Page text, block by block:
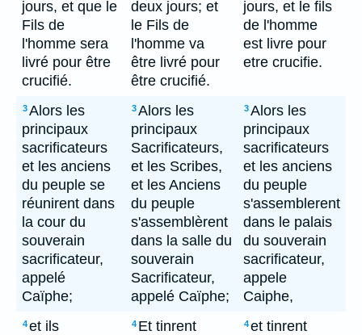
jours, et que le
Fils de
l'homme sera
livré pour être
crucifié.
deux jours; et
le Fils de
l'homme va
être livré pour
être crucifié.
jours, et le fils
de l'homme
est livre pour
etre crucifie.
3Alors les
principaux
sacrificateurs
et les anciens
du peuple se
réunirent dans
la cour du
souverain
sacrificateur,
appelé
Caïphe;
3Alors les
principaux
Sacrificateurs,
et les Scribes,
et les Anciens
du peuple
s'assemblèrent
dans la salle du
souverain
Sacrificateur,
appelé Caïphe;
3Alors les
principaux
sacrificateurs
et les anciens
du peuple
s'assemblerent
dans le palais
du souverain
sacrificateur,
appele
Caiphe,
4et ils
4 Et tinrent
4et tinrent